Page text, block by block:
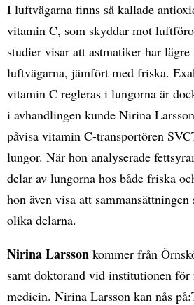
I luftvägarna finns så kallade
vitamin C, som skyddar mot
studier visar att astmatiker har
luftvägarna, jämfört med friska.
vitamin C regleras i lungorna är
i avhandlingen kunde Nirina
påvisa vitamin C-transportören
lungor. När hon analyserade
delar av lungorna hos både friska
hon även visa att
olika delarna.
Nirina Larsson kommer från
samt doktorand vid institutionen
medicin. Nirina Larsson kan nås